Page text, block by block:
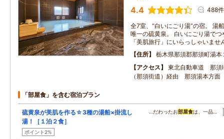
4.4 488件
全7室、“白いにごり湯”の宿。 湯
唯一の硫黄泉。 白いにごり湯で
「美肌旅行」にいらっしゃいませ
住所
栃木県那須郡那須町湯本
アクセス
東北自動車道 那須
（那須街道）経由 那須湯本方
「部屋食」を含む宿泊プラン
硫黄泉が美肌を作る☆3種の湯船×掛流し
湯！［１泊２食］
ポイント2%
…だわったお部屋食は、一品…